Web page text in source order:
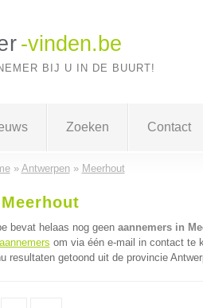
-vinden.be
BIJ U IN DE BUURT!
Zoeken Contact
» Antwerpen» Meerhout
bevat helaas nog geen aannemers in
om via één e-mail in contact te
resultaten getoond uit de provincie